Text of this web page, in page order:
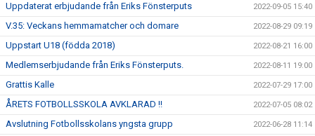
Uppdaterat erbjudande från Eriks Fönsterputs 2022-09-05 15:40
V.35: Veckans hemmamatcher och domare 2022-08-29 09:19
Uppstart U18 (födda 2018) 2022-08-21 16:00
Medlemserbjudande från Eriks Fönsterputs. 2022-08-11 19:00
Grattis Kalle 2022-07-29 17:00
ÅRETS FOTBOLLSSKOLA AVKLARAD !! 2022-07-05 08:02
Avslutning Fotbollsskolans yngsta grupp 2022-06-28 11:14